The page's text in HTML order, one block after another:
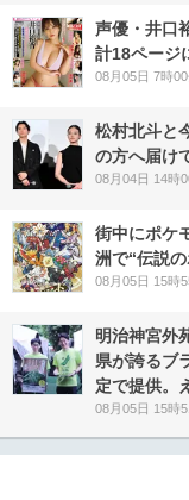
声優・井口
計18ページ
08月05日 7時00
松村北斗と
の方へ届け
08月04日 14時
街中にポケ
洲で“伝説
08月05日 15時
明治神宮外
県が誇るブ
定で提供。
08月05日 15時